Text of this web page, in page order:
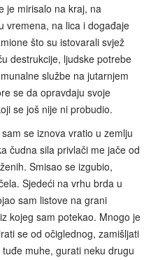
je mirisalo na kraj, na
vremena, na lica i događaje
što su istovarali svjež
destrukcije, ljudske potrebe
službe na jutarnjem
se da opravdaju svoje
se još nije ni probudio.
se iznova vratio u zemlju
čudna sila privlači me jače od
Smisao se izgubio,
Sjedeći na vrhu brda u
sam listove na grani
kojeg sam potekao. Mnogo je
se od očiglednog, zamišljati
muhe, gurati neku drugu